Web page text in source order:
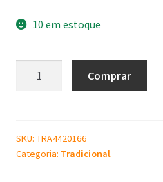
10 em estoque
Sempre
quantidade
Comprar
SKU: TRA4420166
Categoria: Tradicional